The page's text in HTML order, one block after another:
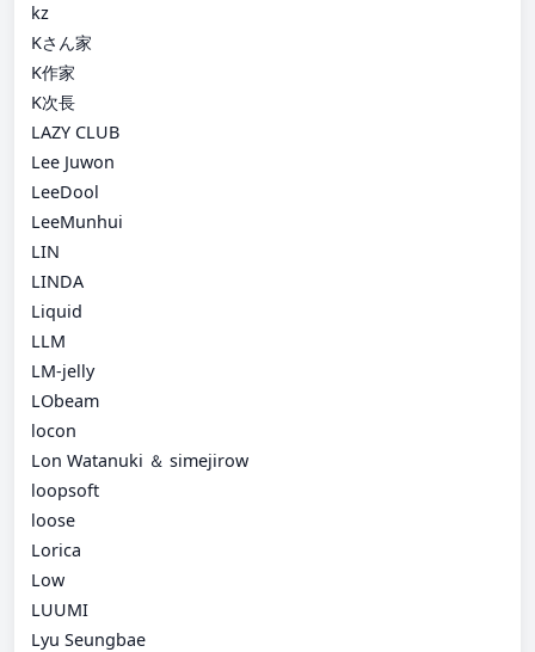
kz
Kさん家
K作家
K次長
LAZY CLUB
Lee Juwon
LeeDool
LeeMunhui
LIN
LINDA
Liquid
LLM
LM-jelly
LObeam
locon
Lon Watanuki ＆ simejirow
loopsoft
loose
Lorica
Low
LUUMI
Lyu Seungbae